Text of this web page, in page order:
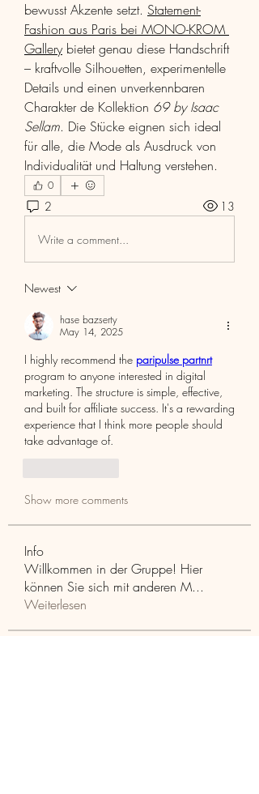
bewusst Akzente setzt. Statement-
Fashion aus Paris bei MONO-KROM
Gallery bietet genau diese Handschrift
– kraftvolle Silhouetten, experimentelle
Details und einen unverkennbaren
Charakter de Kollektion 69 by Isaac
Sellam. Die Stücke eignen sich ideal
für alle, die Mode als Ausdruck von
Individualität und Haltung verstehen.
0
2 13
Write a comment...
Newest
hase bazserty
May 14, 2025
I highly recommend the paripulse partnrt
program to anyone interested in digital
marketing. The structure is simple, effective,
and built for affiliate success. It's a rewarding
experience that I think more people should
take advantage of.
Show more comments
Info
Willkommen in der Gruppe! Hier
können Sie sich mit anderen M...
Weiterlesen